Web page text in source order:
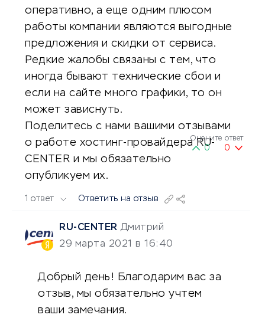
оперативно, а еще одним плюсом
работы компании являются выгодные
предложения и скидки от сервиса.
Редкие жалобы связаны с тем, что
иногда бывают технические сбои и
если на сайте много графики, то он
может зависнуть.
Поделитесь с нами вашими отзывами
о работе хостинг-провайдера RU-
CENTER и мы обязательно
опубликуем их.
1 ответ Ответить на отзыв
RU-CENTER Дмитрий
29 марта 2021 в 16:40
Оцените ответ
0 0
Добрый день! Благодарим вас за
отзыв, мы обязательно учтем
ваши замечания.